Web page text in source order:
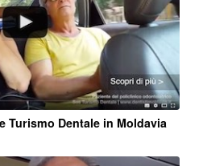
Turismo Dentale in Moldavia